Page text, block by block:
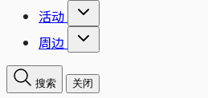
活动
周边
搜索 关闭